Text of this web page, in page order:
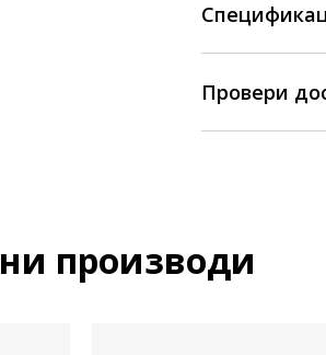
Провери
производи